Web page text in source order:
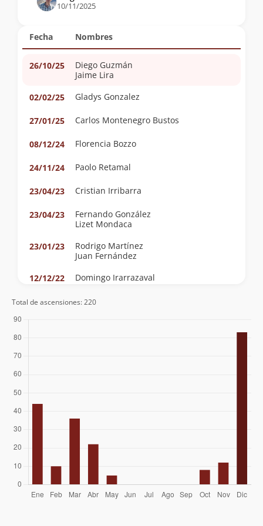
Fecha Nombres
26/10/25
Diego Guzmán
Jaime Lira
02/02/25
Gladys Gonzalez
27/01/25 Carlos Montenegro Bustos
08/12/24 Florencia Bozzo
24/11/24 Paolo Retamal
23/04/23 Cristian Irribarra
23/04/23
Fernando González
Lizet Mondaca
23/01/23
Rodrigo Martínez
Juan Fernández
12/12/22
Domingo Irarrazaval
11/12/22 Diego Guzmán
Víctor Bignon Castillo
07/12/19
Gladys Gonzalez
10/11/2025
Total de ascensiones: 220